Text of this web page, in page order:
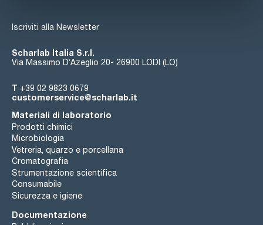
Iscriviti alla Newsletter
Scharlab Italia S.r.l.
Via Massimo D’Azeglio 20- 26900 LODI (LO)
T +39 02 9823 0679
customerservice@scharlab.it
Materiali di laboratorio
Prodotti chimici
Microbiologia
Vetreria, quarzo e porcellana
Cromatografia
Strumentazione scientifica
Consumabile
Sicurezza e igiene
Documentazione